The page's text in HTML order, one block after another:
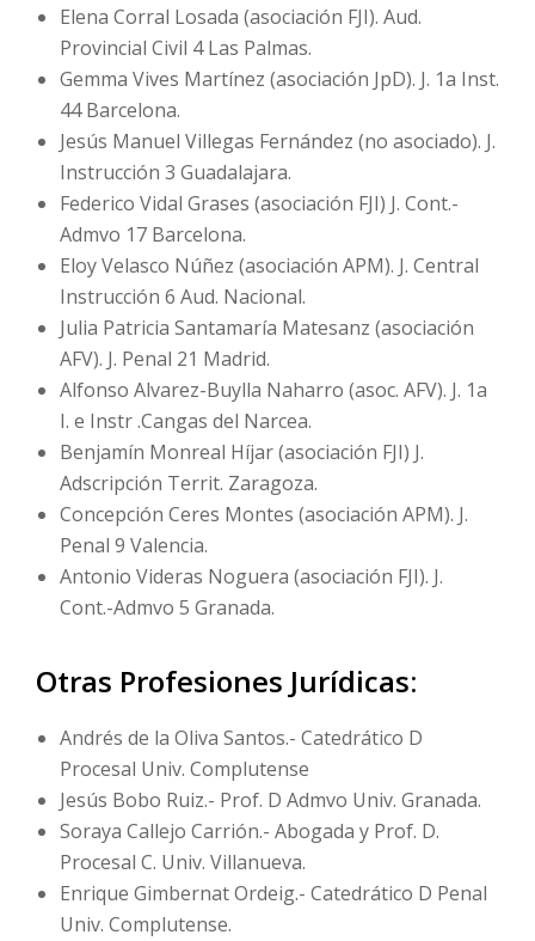
Elena Corral Losada (asociación FJI). Aud.
Provincial Civil 4 Las Palmas.
Gemma Vives Martínez (asociación JpD). J. 1a Inst.
44 Barcelona.
Jesús Manuel Villegas Fernández (no asociado). J.
Instrucción 3 Guadalajara.
Federico Vidal Grases (asociación FJI) J. Cont.-
Admvo 17 Barcelona.
Eloy Velasco Núñez (asociación APM). J. Central
Instrucción 6 Aud. Nacional.
Julia Patricia Santamaría Matesanz (asociación
AFV). J. Penal 21 Madrid.
Alfonso Alvarez-Buylla Naharro (asoc. AFV). J. 1a
I. e Instr .Cangas del Narcea.
Benjamín Monreal Híjar (asociación FJI) J.
Adscripción Territ. Zaragoza.
Concepción Ceres Montes (asociación APM). J.
Penal 9 Valencia.
Antonio Videras Noguera (asociación FJI). J.
Cont.-Admvo 5 Granada.
Otras Profesiones Jurídicas:
Andrés de la Oliva Santos.- Catedrático D
Procesal Univ. Complutense
Jesús Bobo Ruiz.- Prof. D Admvo Univ. Granada.
Soraya Callejo Carrión.- Abogada y Prof. D.
Procesal C. Univ. Villanueva.
Enrique Gimbernat Ordeig.- Catedrático D Penal
Univ. Complutense.